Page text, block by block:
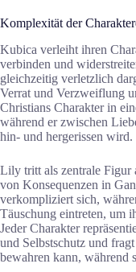
Komplexität der
Kubica verleiht ihren
verbinden und
gleichzeitig verletzlich
Verrat und Verzweiflung
Christians Charakter in
während er zwischen
hin- und hergerissen wird.
Lily tritt als zentrale Figur
von Konsequenzen in
verkompliziert sich,
Täuschung eintreten, um
Jeder Charakter
und Selbstschutz und
bewahren kann, während